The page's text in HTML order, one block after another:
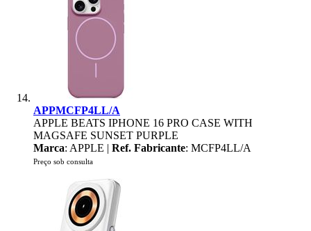
APPMCFP4LL/A
APPLE BEATS IPHONE 16 PRO CASE WITH
MAGSAFE SUNSET PURPLE
Marca: APPLE | Ref. Fabricante: MCFP4LL/A
Preço sob consulta